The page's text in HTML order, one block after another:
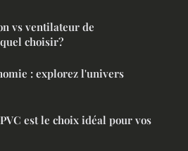
vs ventilateur de
choisir?
: explorez l'univers
est le choix idéal pour vos